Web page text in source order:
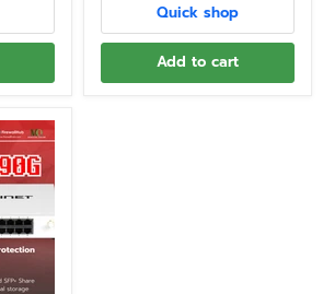
Quick shop
Add to cart